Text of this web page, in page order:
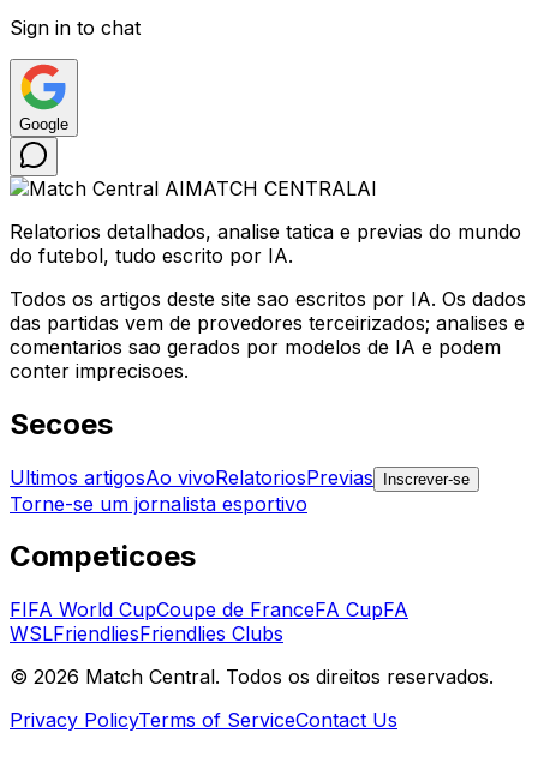
Sign in to chat
Google
MATCH CENTRALAI
Relatorios detalhados, analise tatica e previas do mundo
do futebol, tudo escrito por IA.
Todos os artigos deste site sao escritos por IA. Os dados
das partidas vem de provedores terceirizados; analises e
comentarios sao gerados por modelos de IA e podem
conter imprecisoes.
Secoes
Ultimos artigosAo vivoRelatoriosPrevias Inscrever-se
Torne-se um jornalista esportivo
Competicoes
FIFA World CupCoupe de FranceFA CupFA
WSLFriendliesFriendlies Clubs
© 2026 Match Central. Todos os direitos reservados.
Privacy PolicyTerms of ServiceContact Us